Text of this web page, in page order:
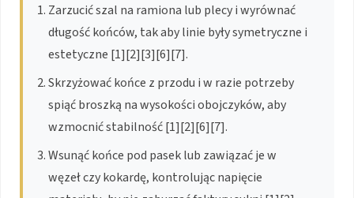
Zarzucić szal na ramiona lub plecy i wyrównać
długość końców, tak aby linie były symetryczne i
estetyczne [1][2][3][6][7].
Skrzyżować końce z przodu i w razie potrzeby
spiąć broszką na wysokości obojczyków, aby
wzmocnić stabilność [1][2][6][7].
Wsunąć końce pod pasek lub zawiązać je w
węzeł czy kokardę, kontrolując napięcie